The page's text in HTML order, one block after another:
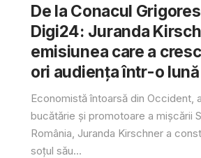
De la Conacul
Digi24: Juranda
emisiunea care a
ori audiența într-o lună
Economistă întoarsă din Occident,
bucătărie și promotoare a mișcării
România, Juranda Kirschner a
soțul său...